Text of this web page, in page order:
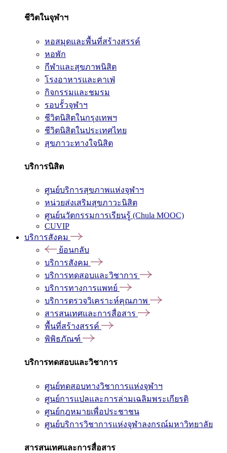
ชีวิตในจุฬาฯ
หอสมุดและพื้นที่สร้างสรรค์
หอพัก
กีฬาและสุขภาพนิสิต
โรงอาหารและคาเฟ่
กิจกรรมและชมรม
รอบรั้วจุฬาฯ
ชีวิตนิสิตในกรุงเทพฯ
ชีวิตนิสิตในประเทศไทย
สุขภาวะทางใจนิสิต
บริการนิสิต
ศูนย์บริการสุขภาพแห่งจุฬาฯ
หน่วยส่งเสริมสุขภาวะนิสิต
ศูนย์นวัตกรรมการเรียนรู้ (Chula MOOC)
CUVIP
บริการสังคม
ย้อนกลับ
บริการสังคม
บริการทดสอบและวิชาการ
บริการทางการแพทย์
บริการตรวจวิเคราะห์คุณภาพ
สารสนเทศและการสื่อสาร
พื้นที่สร้างสรรค์
พิพิธภัณฑ์
บริการทดสอบและวิชาการ
ศูนย์ทดสอบทางวิชาการแห่งจุฬาฯ
ศูนย์การแปลและการล่ามเฉลิมพระเกียรติ
ศูนย์กฎหมายเพื่อประชาชน
ศูนย์บริการวิชาการแห่งจุฬาลงกรณ์มหาวิทยาลัย
สารสนเทศและการสื่อสาร